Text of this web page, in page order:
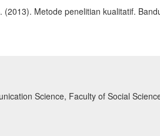
(2013). Metode penelitian kualitatif.
Science, Faculty of Social